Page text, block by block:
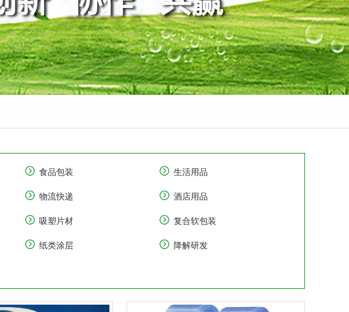
食品包装 生活用品
物流快递 酒店用品
吸塑片材 复合软包装
纸类涂层 降解研发